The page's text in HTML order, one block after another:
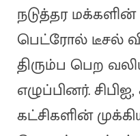
நடுத்தர மக்களின்
பெட்ரோல் டீசல்
திரும்ப பெற
எழுப்பினர்.
கட்சிகளின்